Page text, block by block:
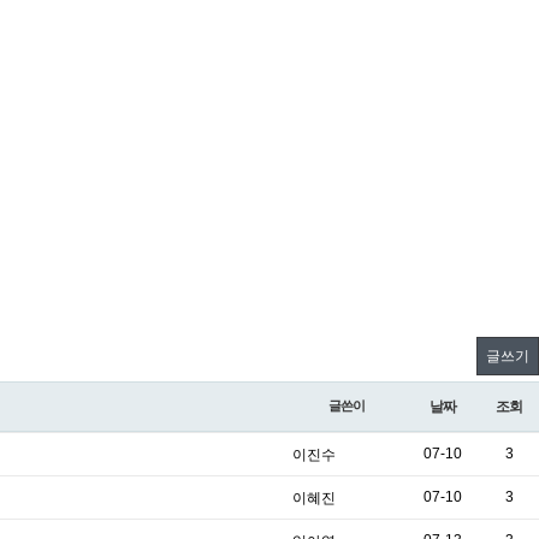
글쓰기
글쓴이 날짜 조회
이진수 07-10 3
이혜진 07-10 3